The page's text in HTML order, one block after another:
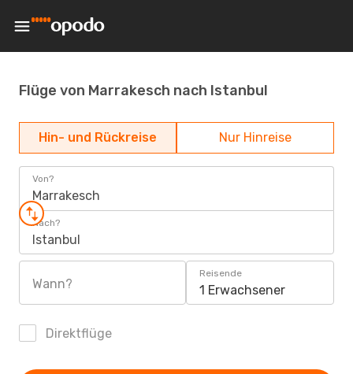
Flüge von Marrakesch nach Istanbul
Hin- und Rückreise Nur Hinreise
Von?
Marrakesch
Nach?
Istanbul
Wann?
Reisende
1 Erwachsener
Direktflüge